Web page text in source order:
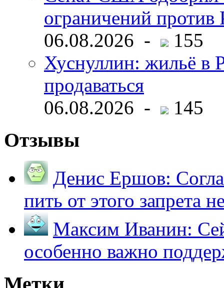
ограничений
06.08.2026 -
155
Хуснуллин: жильё в
продаваться
06.08.2026 -
145
Отзывы
Денис Ершов:
пить от этого запрета
Максим Иванин:
особенно важно